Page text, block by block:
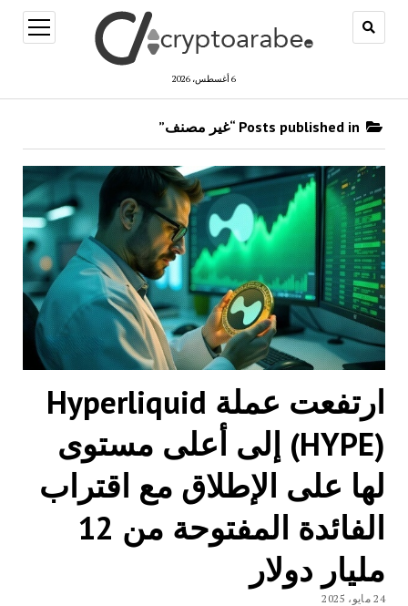
6 أغسطس، 2026
open
menu
ارتفعت عملة Hyperliquid
(HYPE) إلى أعلى مستوى
لها على الإطلاق مع اقتراب
الفائدة المفتوحة من 12
مليار دولار
24 مايو، 2025